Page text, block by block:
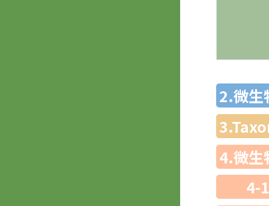
2.微生
4.微生
4-